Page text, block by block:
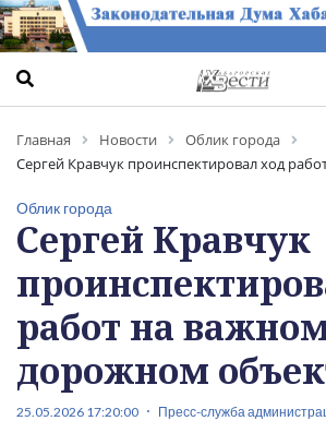
Главная Новости
Облик города
Сергей Кравчук проинспектировал ход
Облик города
Сергей Кравчук
работ на
дорожном
25.05.2026 17:20:00 Пресс-служба